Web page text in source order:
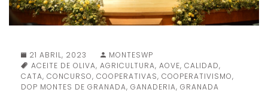
21 ABRIL, 2023
MONTESWP
ACEITE DE OLIVA, AGRICULTURA, AOVE, CALIDAD,
CATA, CONCURSO, COOPERATIVAS, COOPERATIVISMO,
DOP MONTES DE GRANADA, GANADERIA, GRANADA